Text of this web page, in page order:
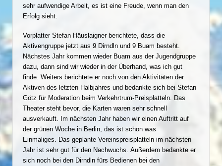
sehr aufwendige Arbeit, es ist eine Freude, wenn man den
Erfolg sieht.
Vorplatter Stefan Häuslaigner berichtete, dass die
Aktivengruppe jetzt aus 9 Dirndln und 9 Buam besteht.
Nächstes Jahr kommen wieder Buam aus der Jugendgruppe
dazu, dann sind wir wieder in der Überhand, was ich gut
finde. Weiters berichtete er noch von den Aktivitäten der
Aktiven des letzten Halbjahres und bedankte sich bei Stefan
Götz für Moderation beim Verkehrtrum-Preisplatteln. Das
Theater steht bevor, die Karten waren sehr schnell
ausverkauft. Im nächsten Jahr haben wir einen Auftritt auf
der grünen Woche in Berlin, das ist schon was
Einmaliges. Das geplante Vereinspreisplatteln im nächsten
Jahr ist sehr gut für den Nachwuchs. Außerdem bedankte er
sich noch bei den Dirndln fürs Bedienen bei den